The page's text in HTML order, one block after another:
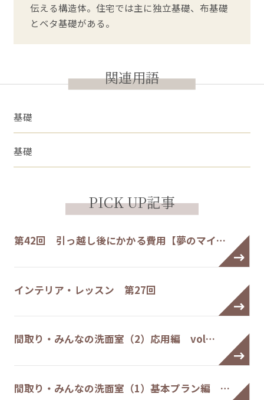
伝える構造体。住宅では主に独立基礎、布基礎
とベタ基礎がある。
関連用語
基礎
基礎
PICK UP記事
第42回 引っ越し後にかかる費用【夢のマイ…
インテリア・レッスン 第27回
間取り・みんなの洗面室（2）応用編 vol…
間取り・みんなの洗面室（1）基本プラン編 …